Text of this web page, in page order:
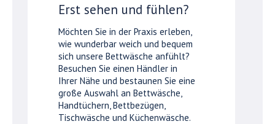
Erst sehen und fühlen?
Möchten Sie in der Praxis erleben,
wie wunderbar weich und bequem
sich unsere Bettwäsche anfühlt?
Besuchen Sie einen Händler in
Ihrer Nähe und bestaunen Sie eine
große Auswahl an Bettwäsche,
Handtüchern, Bettbezügen,
Tischwäsche und Küchenwäsche.